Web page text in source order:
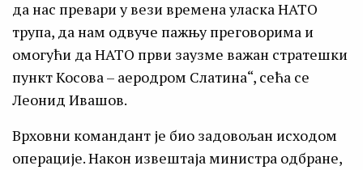
да нас превари у вези времена уласка НАТО
трупа, да нам одвуче пажњу преговорима и
омогући да НАТО први заузме важан стратешки
пункт Косова – аеродром Слатина“, сећа се
Леонид Ивашов.
Врховни командант је био задовољан исходом
операције. Након извештаја министра одбране,